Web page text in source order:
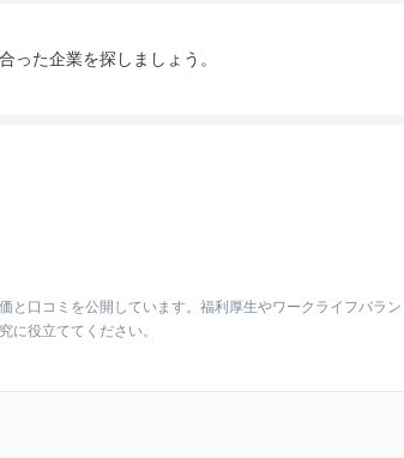
った企業を探しましょう。
と口コミを公開しています。福利厚生やワークライフバラン
に役立ててください。